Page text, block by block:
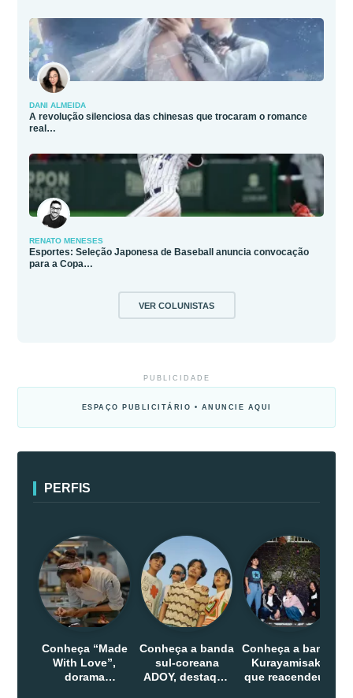
DANI ALMEIDA
A revolução silenciosa das chinesas que trocaram o romance
real…
RENATO MENESES
Esportes: Seleção Japonesa de Baseball anuncia convocação
para a Copa…
VER COLUNISTAS
PUBLICIDADE
ESPAÇO PUBLICITÁRIO • ANUNCIE AQUI
PERFIS
Conheça “Made
With Love”,
dorama
Conheça a banda
sul-coreana
ADOY, destaque
Conheça a banda
Kurayamisaka
que reacendeu o